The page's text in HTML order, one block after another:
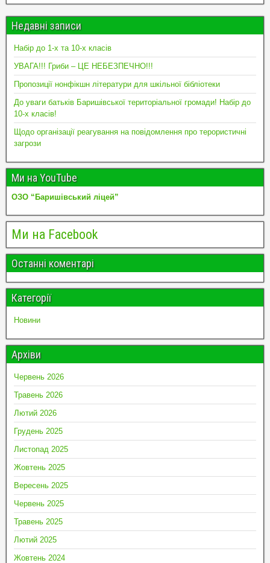
Недавні записи
Набір до 1-х та 10-х класів
УВАГА!!! Гриби – ЦЕ НЕБЕЗПЕЧНО!!!
Пропозиції нонфікшн літератури для шкільної бібліотеки
До уваги батьків Баришівської територіальної громади! Набір до
10-х класів!
Щодо організації реагування на повідомлення про терористичні
загрози
Ми на YouTube
ОЗО “Баришівський ліцей”
Ми на Facebook
Останні коментарі
Категорії
Новини
Архіви
Червень 2026
Травень 2026
Лютий 2026
Грудень 2025
Листопад 2025
Жовтень 2025
Вересень 2025
Червень 2025
Травень 2025
Лютий 2025
Жовтень 2024